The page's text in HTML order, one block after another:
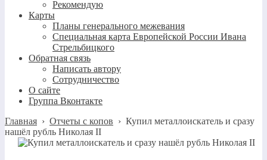
Рекомендую
Карты
Планы генерального межевания
Специальная карта Европейской России Ивана
Стрельбицкого
Обратная связь
Написать автору
Сотрудничество
О сайте
Группа Вконтакте
Главная › Отчеты с копов › Купил металлоискатель и сразу
нашёл рубль Николая II